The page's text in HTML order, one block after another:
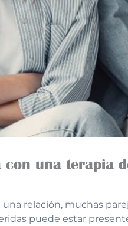
con una terapia
relación, muchas
puede estar